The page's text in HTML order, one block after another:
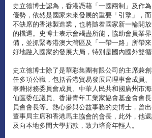
史立德博士認為，香港憑藉「一國兩制」及作
優勢，依然是國家未來發展的重要「引擎」，
不缺席的香港製造業，也將隨着國家新一輪開
的機遇。史博士表示會竭盡所能，協助會員業
備，並抓緊粵港澳大灣區及「一帶一路」所帶
好地融入國家的發展大局，特別是國內國外雙循
史立德博士除了是華彩集團有限公司的主席兼
任多項公職，包括香港貿易發展局理事會成員
事兼財務委員會成員、中華人民共和國廣州市
仙區委任議員、香港青年工業家協會基金會會
員會會長等。熱心參與公益事務的史博士，曾
董事局主席和香港馬主協會的會長，此外，他
及向本地多間大學捐款，致力培育年輕人。